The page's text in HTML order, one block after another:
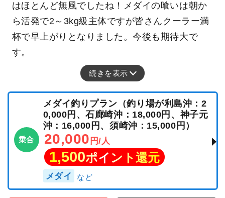
はほとんど無風でしたね！メダイの喰いは朝か
ら活発で2～3kg級主体ですが皆さんクーラー満
杯で早上がりとなりました。今後も期待大で
す。
続きを表示
乗合
メダイ釣りプラン（釣り場が利島沖：2
0,000円、石廊崎沖：18,000円、神子元
沖：16,000円、須崎沖：15,000円）
20,000 円/人
1,500ポイント還元
メダイ